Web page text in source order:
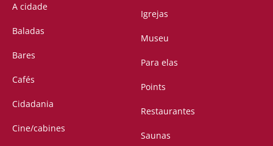
A cidade
Baladas
Bares
Cafés
Cidadania
Cine/cabines
Igrejas
Museu
Para elas
Points
Restaurantes
Saunas